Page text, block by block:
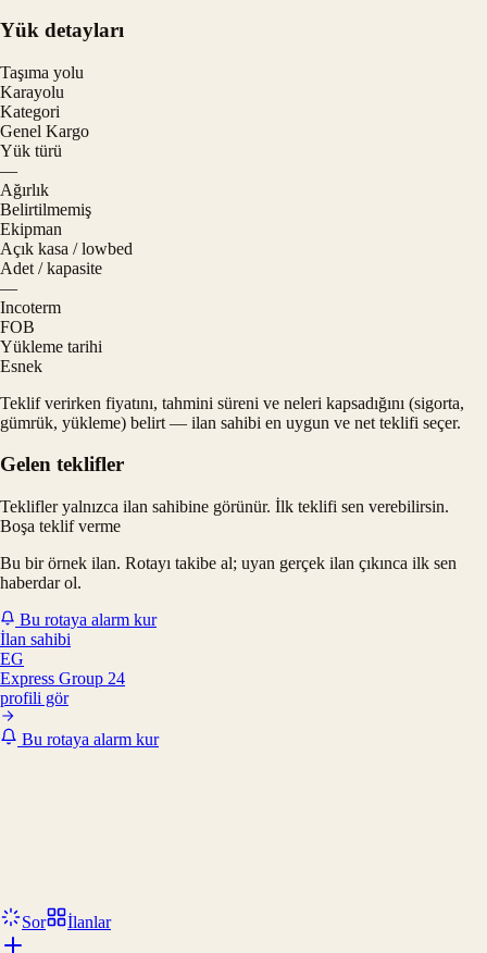
Yük detayları
Taşıma yolu
Karayolu
Kategori
Genel Kargo
Yük türü
—
Ağırlık
Belirtilmemiş
Ekipman
Açık kasa / lowbed
Adet / kapasite
—
Incoterm
FOB
Yükleme tarihi
Esnek
Teklif verirken fiyatını, tahmini süreni ve neleri kapsadığını (sigorta,
gümrük, yükleme) belirt — ilan sahibi en uygun ve net teklifi seçer.
Gelen teklifler
Teklifler yalnızca ilan sahibine görünür. İlk teklifi sen verebilirsin.
Boşa teklif verme
Bu bir örnek ilan. Rotayı takibe al; uyan gerçek ilan çıkınca ilk sen
haberdar ol.
Bu rotaya alarm kur
İlan sahibi
EG
Express Group 24
profili gör
Bu rotaya alarm kur
Sor İlanlar